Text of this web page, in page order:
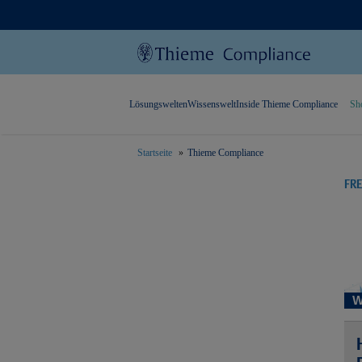
LösungsweltenWissensweltInside Thieme Compliance
Startseite Thieme Compliance